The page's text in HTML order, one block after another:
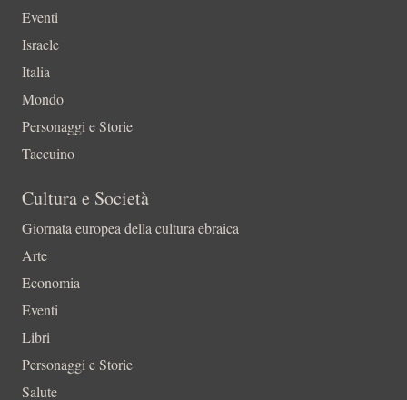
Eventi
Israele
Italia
Mondo
Personaggi e Storie
Taccuino
Cultura e Società
Giornata europea della cultura ebraica
Arte
Economia
Eventi
Libri
Personaggi e Storie
Salute